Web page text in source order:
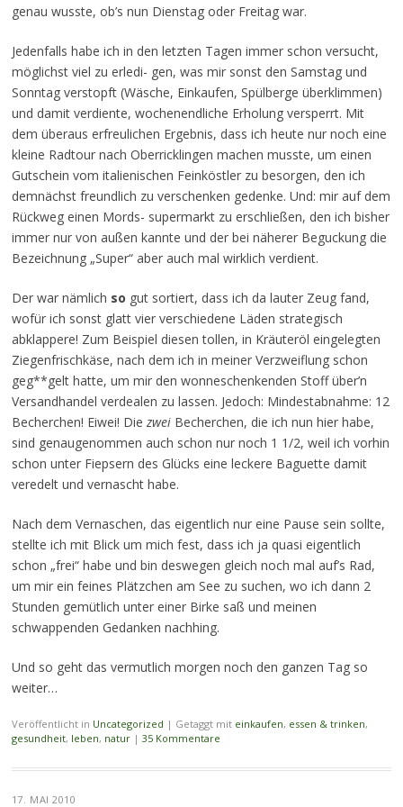
genau wusste, ob’s nun Dienstag oder Freitag war.
Jedenfalls habe ich in den letzten Tagen immer schon versucht,
möglichst viel zu erledi- gen, was mir sonst den Samstag und
Sonntag verstopft (Wäsche, Einkaufen, Spülberge überklimmen)
und damit verdiente, wochenendliche Erholung versperrt. Mit
dem überaus erfreulichen Ergebnis, dass ich heute nur noch eine
kleine Radtour nach Oberricklingen machen musste, um einen
Gutschein vom italienischen Feinköstler zu besorgen, den ich
demnächst freundlich zu verschenken gedenke. Und: mir auf dem
Rückweg einen Mords- supermarkt zu erschließen, den ich bisher
immer nur von außen kannte und der bei näherer Beguckung die
Bezeichnung „Super“ aber auch mal wirklich verdient.
Der war nämlich so gut sortiert, dass ich da lauter Zeug fand,
wofür ich sonst glatt vier verschiedene Läden strategisch
abklappere! Zum Beispiel diesen tollen, in Kräuteröl eingelegten
Ziegenfrischkäse, nach dem ich in meiner Verzweiflung schon
geg**gelt hatte, um mir den wonneschenkenden Stoff über’n
Versandhandel verdealen zu lassen. Jedoch: Mindestabnahme: 12
Becherchen! Eiwei! Die zweiBecherchen, die ich nun hier habe,
sind genaugenommen auch schon nur noch 1 1/2, weil ich vorhin
schon unter Fiepsern des Glücks eine leckere Baguette damit
veredelt und vernascht habe.
Nach dem Vernaschen, das eigentlich nur eine Pause sein sollte,
stellte ich mit Blick um mich fest, dass ich ja quasi eigentlich
schon „frei“ habe und bin deswegen gleich noch mal auf’s Rad,
um mir ein feines Plätzchen am See zu suchen, wo ich dann 2
Stunden gemütlich unter einer Birke saß und meinen
schwappenden Gedanken nachhing.
Und so geht das vermutlich morgen noch den ganzen Tag so
weiter…
Veröffentlicht in Uncategorized | Getaggt mit einkaufen, essen & trinken,
gesundheit, leben, natur | 35 Kommentare
17. MAI 2010